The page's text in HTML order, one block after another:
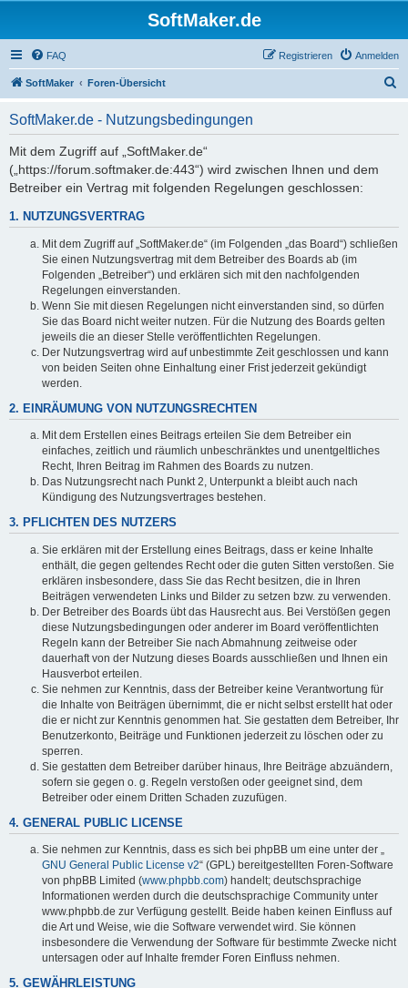
SoftMaker.de
FAQ Anmelden
Registrieren
SoftMaker Foren-Übersicht
SoftMaker.de - Nutzungsbedingungen
Mit dem Zugriff auf „SoftMaker.de“
(„https://forum.softmaker.de:443“) wird zwischen Ihnen und dem
Betreiber ein Vertrag mit folgenden Regelungen geschlossen:
1. NUTZUNGSVERTRAG
Mit dem Zugriff auf „SoftMaker.de“ (im Folgenden „das Board“) schließen
Sie einen Nutzungsvertrag mit dem Betreiber des Boards ab (im
Folgenden „Betreiber“) und erklären sich mit den nachfolgenden
Regelungen einverstanden.
Wenn Sie mit diesen Regelungen nicht einverstanden sind, so dürfen
Sie das Board nicht weiter nutzen. Für die Nutzung des Boards gelten
jeweils die an dieser Stelle veröffentlichten Regelungen.
Der Nutzungsvertrag wird auf unbestimmte Zeit geschlossen und kann
von beiden Seiten ohne Einhaltung einer Frist jederzeit gekündigt
werden.
2. EINRÄUMUNG VON NUTZUNGSRECHTEN
Mit dem Erstellen eines Beitrags erteilen Sie dem Betreiber ein
einfaches, zeitlich und räumlich unbeschränktes und unentgeltliches
Recht, Ihren Beitrag im Rahmen des Boards zu nutzen.
Das Nutzungsrecht nach Punkt 2, Unterpunkt a bleibt auch nach
Kündigung des Nutzungsvertrages bestehen.
3. PFLICHTEN DES NUTZERS
Sie erklären mit der Erstellung eines Beitrags, dass er keine Inhalte
enthält, die gegen geltendes Recht oder die guten Sitten verstoßen. Sie
erklären insbesondere, dass Sie das Recht besitzen, die in Ihren
Beiträgen verwendeten Links und Bilder zu setzen bzw. zu verwenden.
Der Betreiber des Boards übt das Hausrecht aus. Bei Verstößen gegen
diese Nutzungsbedingungen oder anderer im Board veröffentlichten
Regeln kann der Betreiber Sie nach Abmahnung zeitweise oder
dauerhaft von der Nutzung dieses Boards ausschließen und Ihnen ein
Hausverbot erteilen.
Sie nehmen zur Kenntnis, dass der Betreiber keine Verantwortung für
die Inhalte von Beiträgen übernimmt, die er nicht selbst erstellt hat oder
die er nicht zur Kenntnis genommen hat. Sie gestatten dem Betreiber, Ihr
Benutzerkonto, Beiträge und Funktionen jederzeit zu löschen oder zu
sperren.
Sie gestatten dem Betreiber darüber hinaus, Ihre Beiträge abzuändern,
sofern sie gegen o. g. Regeln verstoßen oder geeignet sind, dem
Betreiber oder einem Dritten Schaden zuzufügen.
4. GENERAL PUBLIC LICENSE
Sie nehmen zur Kenntnis, dass es sich bei phpBB um eine unter der „
GNU General Public License v2“ (GPL) bereitgestellten Foren-Software
von phpBB Limited (www.phpbb.com) handelt; deutschsprachige
Informationen werden durch die deutschsprachige Community unter
www.phpbb.de zur Verfügung gestellt. Beide haben keinen Einfluss auf
die Art und Weise, wie die Software verwendet wird. Sie können
insbesondere die Verwendung der Software für bestimmte Zwecke nicht
untersagen oder auf Inhalte fremder Foren Einfluss nehmen.
5. GEWÄHRLEISTUNG